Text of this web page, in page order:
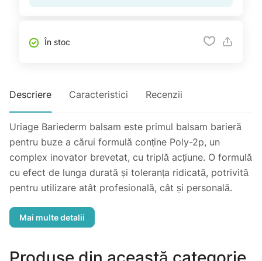
În stoc
Descriere Caracteristici Recenzii
Uriage Bariederm balsam este primul balsam barieră
pentru buze a cărui formulă conține Poly-2p, un
complex inovator brevetat, cu triplă acțiune. O formulă
cu efect de lunga durată și toleranța ridicată, potrivită
pentru utilizare atât profesională, cât și personală.
izolatoare la suprafața pielii pentru a preveni
buzele crăpate și deteriorate. Fitosterolii calmează